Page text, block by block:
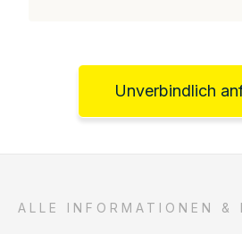
Unverbindlich
ALLE INFORMATIONEN &